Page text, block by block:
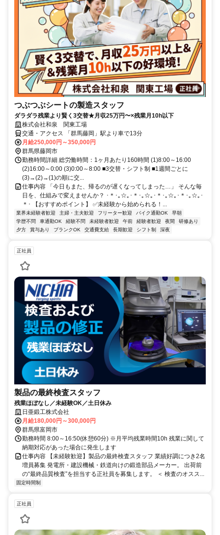
つぶつぶシートの製造スタッフ
ダラダラ残業より賢く3交替★月収25万円〜×残業月10h以下
株式会社和泉 関東工場
交通・アクセス 「群馬藤岡」駅より車で13分
月給250,000円～350,000円
群馬県藤岡市
勤務時間詳細 総労働時間：1ヶ月あたり160時間 (1)8:00～16:00
(2)16:00～0:00 (3)0:00～8:00 ■3交替・シフト制 ■1週間ごとに
(3)→(2)→(1)の順に交...
仕事内容 「今日もまた、帰るのが遅くなってしまった…」 そんな毎
日を、仕組みで変えませんか？ ･＊･｡☆｡･＊･｡☆｡･＊･｡☆｡･＊･｡☆｡･
＊･ 【おすすめポイント】 ✅未経験から始められる！...
業界未経験者歓迎 主婦・主夫歓迎 フリーター歓迎 バイク通勤OK
早朝
学歴不問
車通勤OK 経験不問 未経験者歓迎 午前 経験者歓迎 夜間
研修あり
夕方
賞与あり ブランクOK 交通費支給 長期歓迎 シフト制 深夜
正社員
製品の最終検査スタッフ
残業ほぼなし／未経験OK／土日休み
日亜鍛工株式会社
月給180,000円～300,000円
群馬県富岡市
勤務時間 8:00～16:50(休憩60分) ※月平均残業時間10h 残業に関して
納期対応があった場合に発生します
仕事内容 【未経験歓迎】製品の最終検査スタッフ 業績好調につき2名
増員募集 発電所・建設機械・鉄道向けの鍛造部品メーカー。 出荷前
の“最終品質検査”を担当する正社員を募集します。 ＜ 検査のオスス...
固定時間制
正社員